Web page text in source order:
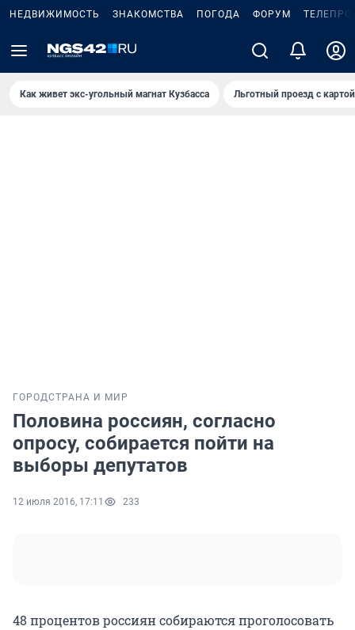
НЕДВИЖИМОСТЬ ЗНАКОМСТВА ПОГОДА ФОРУМ
Как живет экс-угольный магнат Кузбасса Льготный проезд с
ГОРОДСТРАНА И МИР
Половина россиян, согласно
опросу, собирается пойти на
выборы депутатов
12 июля 2016, 17:11 233
48 процентов россиян собираются проголосовать